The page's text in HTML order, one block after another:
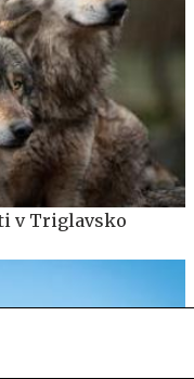
v Triglavsko